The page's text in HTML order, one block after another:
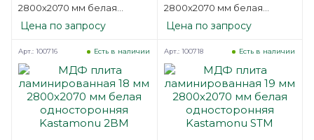
2800х2070 мм белая
односторонняя Kastamonu
2BM
Цена по запросу
2800х2070 мм белая
односторонняя
Kastamonu F
Цена по запросу
Есть в наличии
Арт.: 100716 Есть в наличии
Арт.: 100718